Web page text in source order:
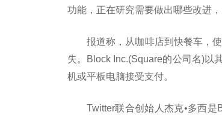
功能，正在研究需要做出哪些改进
报道称，从咖啡店到快餐车，
失。Block Inc.(Square的公司名)以
机或平板电脑接受支付。
Twitter联合创始人杰克•多西